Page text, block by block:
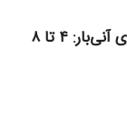
میانگین زمان توقف در مرز برای محموله‌های آنی‌بار: ۴ تا ۸